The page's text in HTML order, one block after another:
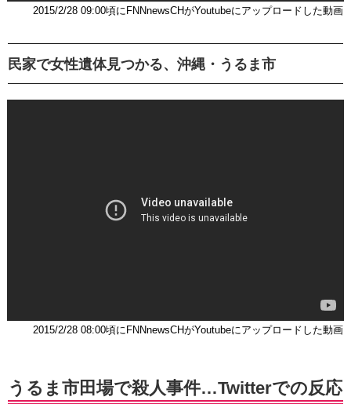
2015/2/28 09:00頃にFNNnewsCHがYoutubeにアップロードした動画
民家で女性遺体見つかる、沖縄・うるま市
2015/2/28 08:00頃にFNNnewsCHがYoutubeにアップロードした動画
うるま市田場で殺人事件…Twitterでの反応